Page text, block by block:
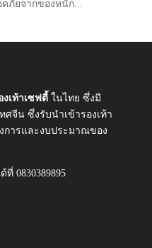
ภัยจากของหนัก...
งเท้าเซฟตี้ ในไทย ซึ่งมี
ศจีน ซึ่งรับนำเข้ารองเท้า
ารและงบประมาณของ
0830389895